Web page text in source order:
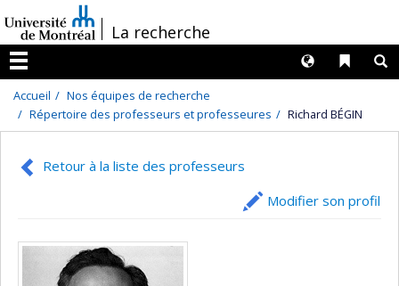
au
contenu
/La recherche
Menu
Liens
Langues
Accueil
Nos équipes de recherche
Répertoire des professeurs et professeures
Richard BÉGIN
Retour à la liste des professeurs
Modifier son profil